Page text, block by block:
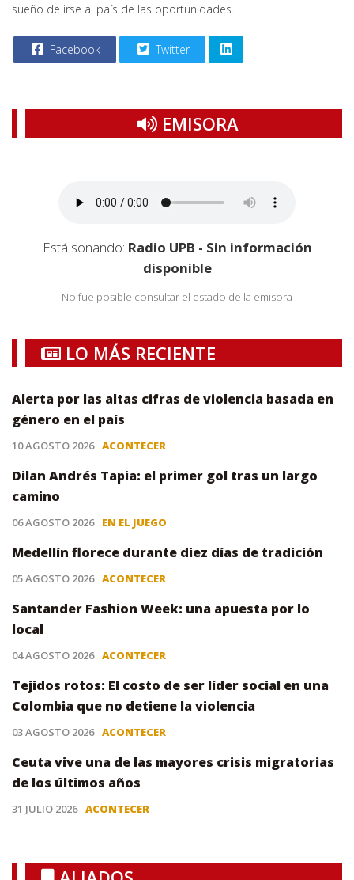
sueño de irse al país de las oportunidades.
Facebook Twitter
EMISORA
Está sonando: Radio UPB - Sin información
disponible
No fue posible consultar el estado de la emisora
LO MÁS RECIENTE
Alerta por las altas cifras de violencia basada en
género en el país
10 AGOSTO 2026 ACONTECER
Dilan Andrés Tapia: el primer gol tras un largo
camino
06 AGOSTO 2026 EN EL JUEGO
Medellín florece durante diez días de tradición
05 AGOSTO 2026 ACONTECER
Santander Fashion Week: una apuesta por lo
local
04 AGOSTO 2026 ACONTECER
Tejidos rotos: El costo de ser líder social en una
Colombia que no detiene la violencia
03 AGOSTO 2026 ACONTECER
Ceuta vive una de las mayores crisis migratorias
de los últimos años
31 JULIO 2026 ACONTECER